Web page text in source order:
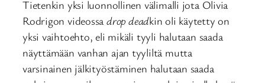
Tietenkin yksi luonnollinen välimalli jota Olivia
Rodrigon videossadrop deadkin oli käytetty on
yksi vaihtoehto, eli mikäli tyyli halutaan saada
näyttämään vanhan ajan tyyliltä mutta
varsinainen jälkityöstäminen halutaan saada